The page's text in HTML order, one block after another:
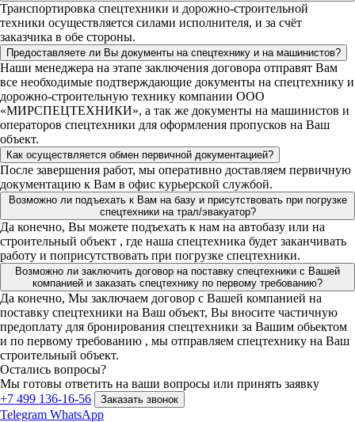
Транспортировка спецтехники и дорожно-строительной
техники осуществляется силами исполнителя, и за счёт
заказчика в обе стороны.
Предоставляете ли Вы документы на спецтехнику и на машинистов?
Наши менеджера на этапе заключения договора отправят Вам
все необходимые подтверждающие документы на спецтехнику и
дорожно-строительную технику компании ООО
«МИРСПЕЦТЕХНИКИ», а так же документы на машинистов и
операторов спецтехники для оформления пропусков на Ваш
объект.
Как осуществляется обмен первичной документацией?
После завершения работ, мы оперативно доставляем первичную
документацию к Вам в офис курьерской службой.
Возможно ли подъехать к Вам на базу и присутствовать при погрузке
спецтехники на трал/эвакуатор?
Да конечно, Вы можете подъехать к нам на автобазу или на
строительный объект , где наша спецтехника будет заканчивать
работу и поприсутствовать при погрузке спецтехники.
Возможно ли заключить договор на поставку спецтехники с Вашей
компанией и заказать спецтехнику по первому требованию?
Да конечно, Мы заключаем договор с Вашей компанией на
поставку спецтехники на Ваш объект, Вы вносите частичную
предоплату для бронирования спецтехники за Вашим обьектом
и по первому требованию , мы отправляем спецтехнику на Ваш
строительный объект.
Остались вопросы?
Мы готовы ответить на ваши вопросы или принять заявку
+7 499 136-16-56
Заказать звонок
Telegram WhatsApp